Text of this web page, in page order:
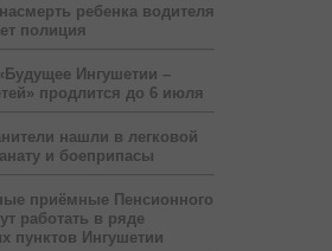
ребенка водителя
полиция
Ингушетии –
продлится до 6 июля
нашли в легковой
и боеприпасы
приёмные Пенсионного
работать в ряде
пунктов Ингушетии